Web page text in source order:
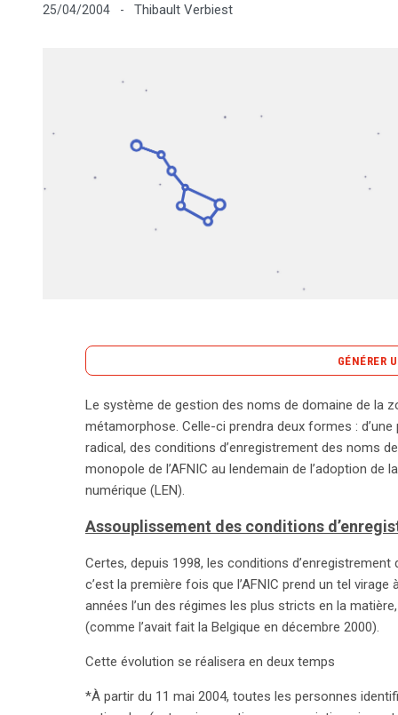
25/04/2004 - Thibault Verbiest
GÉNÉRER
Le système de gestion des noms de domaine en
majeure. D’une part, les conditions
nombre d’acteurs d’accéder à ces noms de
identifiable dans des bases de données
initiative sera étendue quelques mois plus tard à
loi pour la confiance dans l’économie
par divers organismes désignés par le ministre
garantir une attribution non discriminatoire et
droits de propriété intellectuelle. Des centres de
de l’OMPI, seront également mis en place pour
efficacement les droits de propriété intellectuelle
Le système de gestion des noms de domaine de la
métamorphose. Celle-ci prendra deux formes :
radical, des conditions d’enregistrement des noms
monopole de l’AFNIC au lendemain de l’adoption de
numérique (LEN).
Assouplissement des conditions
Certes, depuis 1998, les conditions
c’est la première fois que l’AFNIC prend un tel
années l’un des régimes les plus stricts en la
(comme l’avait fait la Belgique en décembre 2000).
Cette évolution se réalisera en deux temps
*À partir du 11 mai 2004, toutes les personnes